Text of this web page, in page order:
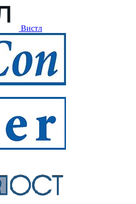
Вистл